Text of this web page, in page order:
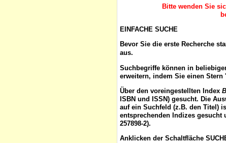
Bitte wenden Sie
EINFACHE SUCHE
Bevor Sie die erste Recherche
aus.
Suchbegriffe können in
erweitern, indem Sie einen
Über den voreingestellten Index
ISBN und ISSN) gesucht. Die
auf ein Suchfeld (z.B. den Titel)
entsprechenden Indizes gesucht
257898-2).
Anklicken der Schaltfläche